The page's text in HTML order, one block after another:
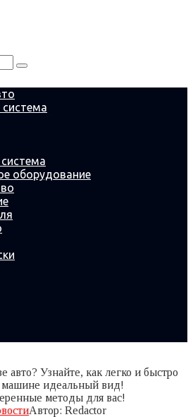
оборудование
авто? Узнайте, как легко и быстро
машине идеальный вид!
методы для вас!
Автор: Redactor